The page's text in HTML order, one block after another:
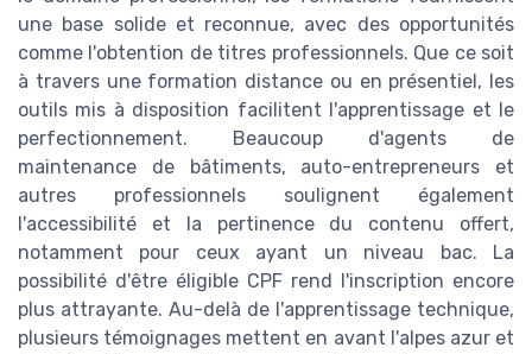
une base solide et reconnue, avec des opportunités
comme l'obtention de titres professionnels. Que ce soit
à travers une formation distance ou en présentiel, les
outils mis à disposition facilitent l'apprentissage et le
perfectionnement. Beaucoup d'agents de
maintenance de bâtiments, auto-entrepreneurs et
autres professionnels soulignent également
l'accessibilité et la pertinence du contenu offert,
notamment pour ceux ayant un niveau bac. La
possibilité d'être éligible CPF rend l'inscription encore
plus attrayante. Au-delà de l'apprentissage technique,
plusieurs témoignages mettent en avant l'alpes azur et